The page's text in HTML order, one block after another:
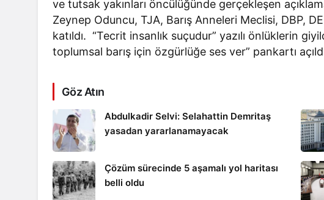
ve tutsak yakınları öncülüğünde gerçekleşen
Zeynep Oduncu, TJA, Barış Anneleri Meclisi, DBP,
katıldı. “Tecrit insanlık suçudur” yazılı önlüklerin
toplumsal barış için özgürlüğe ses ver” pankartı
Göz Atın
Abdulkadir Selvi: Selahattin Demritaş
yasadan yararlanamayacak
Çözüm sürecinde 5 aşamalı yol haritası
belli oldu